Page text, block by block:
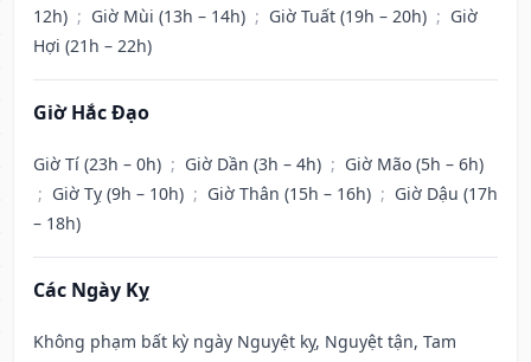
12h) ; Giờ Mùi (13h – 14h) ; Giờ Tuất (19h – 20h) ; Giờ
Hợi (21h – 22h)
Giờ Hắc Đạo
Giờ Tí (23h – 0h) ; Giờ Dần (3h – 4h) ; Giờ Mão (5h – 6h)
; Giờ Tỵ (9h – 10h) ; Giờ Thân (15h – 16h) ; Giờ Dậu (17h
– 18h)
Các Ngày Kỵ
Không phạm bất kỳ ngày Nguyệt kỵ, Nguyệt tận, Tam